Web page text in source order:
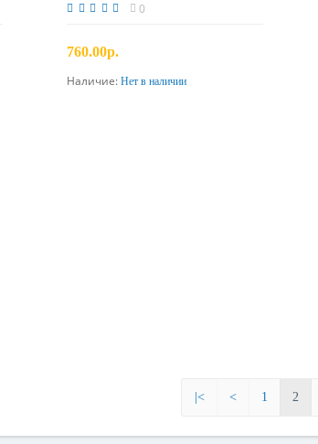
0
760.00р.
Предзаказ
Наличие: Нет в наличии
|< < 1 2